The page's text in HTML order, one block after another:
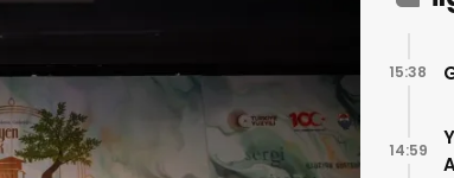
15:38
14:59